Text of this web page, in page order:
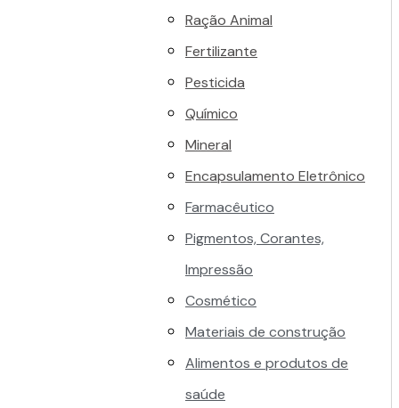
Ração Animal
Fertilizante
Pesticida
Químico
Mineral
Encapsulamento Eletrônico
Farmacêutico
Pigmentos, Corantes,
Impressão
Cosmético
Materiais de construção
Alimentos e produtos de
saúde